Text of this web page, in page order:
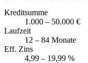
Kreditsumme
1.000 – 50.000 €
Laufzeit
12 – 84 Monate
Eff. Zins
4,99 – 19,99 %